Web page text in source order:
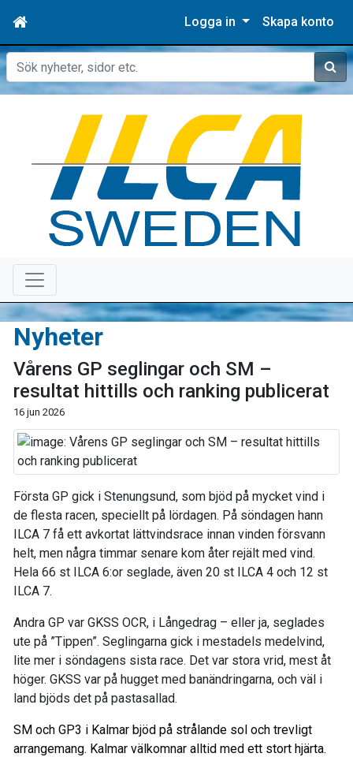
Logga in Skapa konto
Sök
Nyheter
Vårens GP seglingar och SM –
resultat hittills och ranking publicerat
16 jun 2026
Första GP gick i Stenungsund, som bjöd på mycket vind i
de flesta racen, speciellt på lördagen. På söndagen hann
ILCA 7 få ett avkortat lättvindsrace innan vinden försvann
helt, men några timmar senare kom åter rejält med vind.
Hela 66 st ILCA 6:or seglade, även 20 st ILCA 4 och 12 st
ILCA 7.
Andra GP var GKSS OCR, i Långedrag – eller ja, seglades
ute på ”Tippen”. Seglingarna gick i mestadels medelvind,
lite mer i söndagens sista race. Det var stora vrid, mest åt
höger. GKSS var på hugget med banändringarna, och väl i
land bjöds det på pastasallad.
SM och GP3 i Kalmar bjöd på strålande sol och trevligt
arrangemang. Kalmar välkomnar alltid med ett stort hjärta.